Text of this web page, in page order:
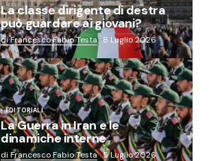
La classe dirigente di destra
può guardare ai giovani?
di Francesco Fabio Testa 8 Luglio 2026
EDITORIALI
La Guerra in Iran e le
dinamiche interne
di Francesco Fabio Testa 5 Luglio 2026